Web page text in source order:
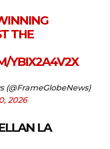
THE
YBIX2A4V2X
(@FrameGlobeNews)
2026
LA